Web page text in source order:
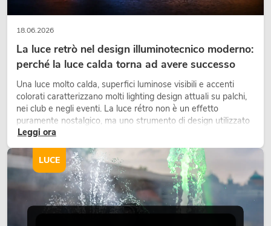
18.06.2026
La luce retrò nel design illuminotecnico moderno:
perché la luce calda torna ad avere successo
Una luce molto calda, superfici luminose visibili e accenti
colorati caratterizzano molti lighting design attuali su palchi,
nei club e negli eventi. La luce rétro non è un effetto
puramente nostalgico, ma uno strumento di design utilizzato
in modo consapevole: crea atmosfera, dona carattere alle
Leggi ora
LUCE